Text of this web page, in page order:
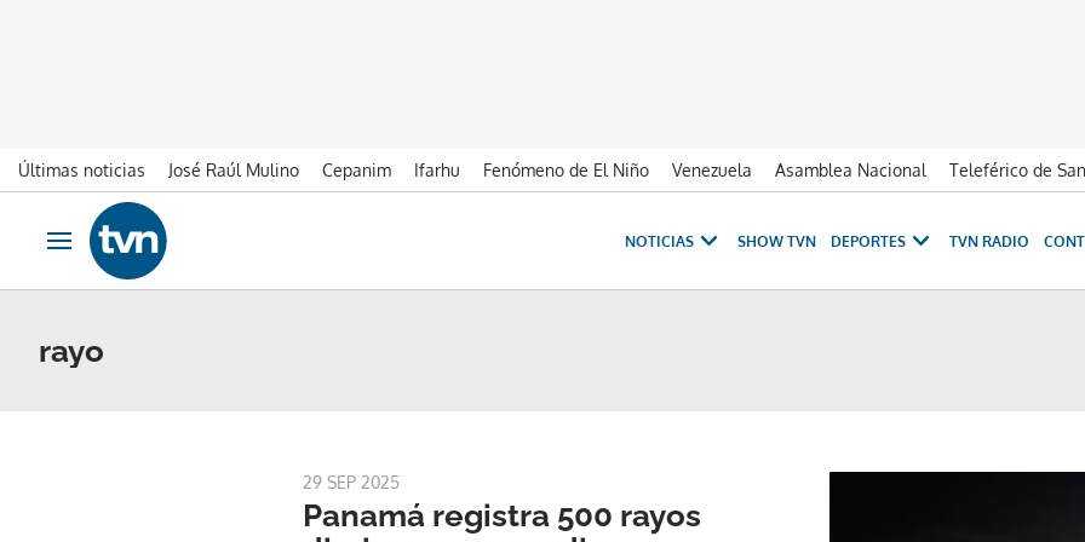
Últimas noticias José Raúl Mulino Cepanim Ifarhu Fenómeno de El Niño Venezuela Asamblea Nacional Teleférico de
Ir al contenido
Obrir navegació
NOTICIAS SHOW TVN DEPORTES TVN RADIO
rayo
29 SEP 2025
Panamá registra 500 rayos